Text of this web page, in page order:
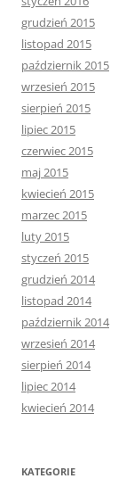
grudzień 2015
listopad 2015
październik 2015
wrzesień 2015
sierpień 2015
lipiec 2015
czerwiec 2015
maj 2015
kwiecień 2015
marzec 2015
luty 2015
styczeń 2015
grudzień 2014
listopad 2014
październik 2014
wrzesień 2014
sierpień 2014
lipiec 2014
kwiecień 2014
KATEGORIE